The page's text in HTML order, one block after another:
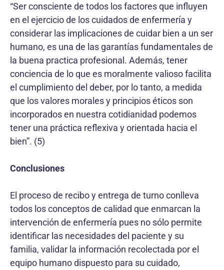
“Ser consciente de todos los factores que influyen
en el ejercicio de los cuidados de enfermería y
considerar las implicaciones de cuidar bien a un ser
humano, es una de las garantías fundamentales de
la buena practica profesional. Además, tener
conciencia de lo que es moralmente valioso facilita
el cumplimiento del deber, por lo tanto, a medida
que los valores morales y principios éticos son
incorporados en nuestra cotidianidad podemos
tener una práctica reflexiva y orientada hacia el
bien”. (5)
Conclusiones
El proceso de recibo y entrega de turno conlleva
todos los conceptos de calidad que enmarcan la
intervención de enfermería pues no sólo permite
identificar las necesidades del paciente y su
familia, validar la información recolectada por el
equipo humano dispuesto para su cuidado,